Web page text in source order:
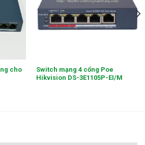
cho
Switch mạng 4 cổng Poe
Hikvision DS-3E1105P-EI/M